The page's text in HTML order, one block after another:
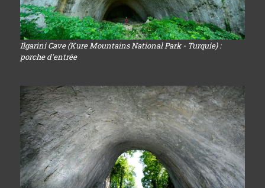
Ilgarini Cave (Kure Mountains National Park - Turquie) :
porche d'entrée